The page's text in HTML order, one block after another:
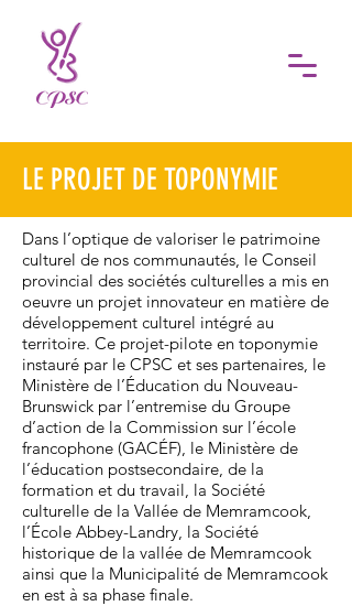
LE PROJET DE TOPONYMIE
Dans l’optique de valoriser le patrimoine
culturel de nos communautés, le Conseil
provincial des sociétés culturelles a mis en
oeuvre un projet innovateur en matière de
développement culturel intégré au
territoire. Ce projet-pilote en toponymie
instauré par le CPSC et ses partenaires, le
Ministère de l’Éducation du Nouveau-
Brunswick par l’entremise du Groupe
d’action de la Commission sur l’école
francophone (GACÉF), le Ministère de
l’éducation postsecondaire, de la
formation et du travail, la Société
culturelle de la Vallée de Memramcook,
l’École Abbey-Landry, la Société
historique de la vallée de Memramcook
ainsi que la Municipalité de Memramcook
en est à sa phase finale.